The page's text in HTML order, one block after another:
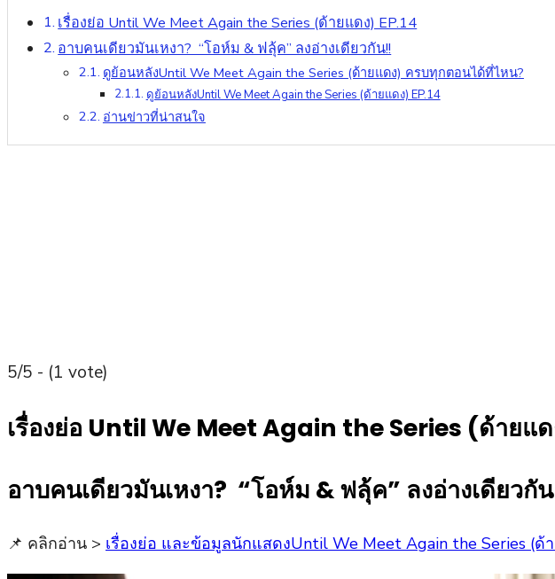
เรื่องย่อ Until We Meet Again the Series (ด้ายแดง) EP.14
อาบคนเดียวมันเหงา? “โอห์ม & ฟลุ้ค” ลงอ่างเดียวกัน!!
ดูย้อนหลังUntil We Meet Again the Series (ด้ายแดง) ครบทุกตอนได้ที่ไหน?
ดูย้อนหลังUntil We Meet Again the Series (ด้ายแดง) EP.14
อ่านข่าวที่น่าสนใจ
5/5 - (1 vote)
เรื่องย่อ Until We Meet Again the Series (ด้ายแด
อาบคนเดียวมันเหงา? “โอห์ม & ฟลุ้ค” ลงอ่างเดียวกั
📌 คลิกอ่าน > เรื่องย่อ และข้อมูลนักแสดงUntil We Meet Again the Series (ด้